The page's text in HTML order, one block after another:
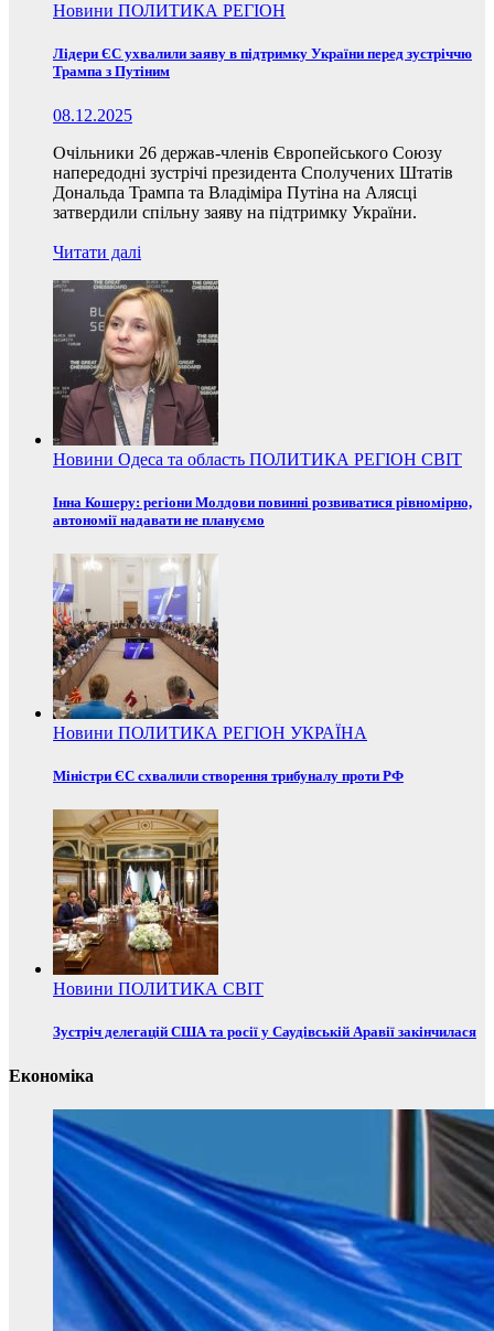
Новини ПОЛИТИКА РЕГІОН
Лідери ЄС ухвалили заяву в підтримку України перед зустріччю
Трампа з Путіним
08.12.2025
Очільники 26 держав-членів Європейського Союзу
напередодні зустрічі президента Сполучених Штатів
Дональда Трампа та Владіміра Путіна на Алясці
затвердили спільну заяву на підтримку України.
Читати далі
Новини Одеса та область ПОЛИТИКА РЕГІОН СВІТ
Інна Кошеру: регіони Молдови повинні розвиватися рівномірно,
автономії надавати не плануємо
Новини ПОЛИТИКА РЕГІОН УКРАЇНА
Міністри ЄС схвалили створення трибуналу проти РФ
Новини ПОЛИТИКА СВІТ
Зустріч делегацій США та росії у Саудівській Аравії закінчилася
Економіка